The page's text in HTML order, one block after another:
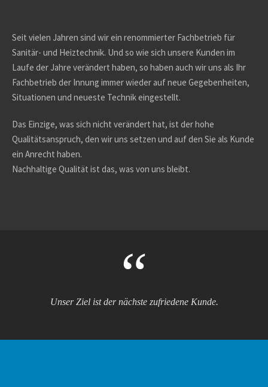
Seit vielen Jahren sind wir ein renommierter Fachbetrieb für
Sanitär- und Heiztechnik. Und so wie sich unsere Kunden im
Laufe der Jahre verändert haben, so haben auch wir uns als Ihr
Fachbetrieb der Innung immer wieder auf neue Gegebenheiten,
Situationen und neueste Technik eingestellt.
Das Einzige, was sich nicht verändert hat, ist der hohe
Qualitätsanspruch, den wir uns setzen und auf den Sie als Kunde
ein Anrecht haben.
Nachhaltige Qualität ist das, was von uns bleibt.
“
Unser Ziel ist der nächste zufriedene Kunde.